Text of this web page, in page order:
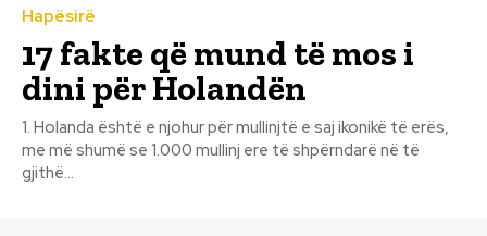
Hapësirë
17 fakte që mund të mos i
dini për Holandën
1. Holanda është e njohur për mullinjtë e saj ikonikë të erës,
me më shumë se 1.000 mullinj ere të shpërndarë në të
gjithë...